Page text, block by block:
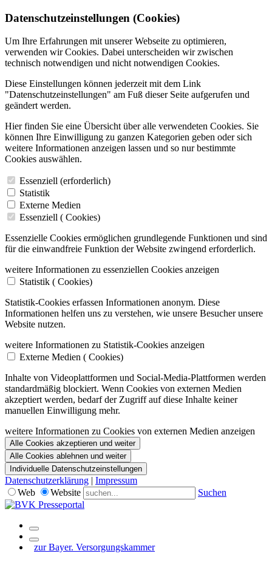
Datenschutzeinstellungen (Cookies)
Um Ihre Erfahrungen mit unserer Webseite zu optimieren,
verwenden wir Cookies. Dabei unterscheiden wir zwischen
technisch notwendigen und nicht notwendigen Cookies.
Diese Einstellungen können jederzeit mit dem Link
"Datenschutzeinstellungen" am Fuß dieser Seite aufgerufen und
geändert werden.
Hier finden Sie eine Übersicht über alle verwendeten Cookies. Sie
können Ihre Einwilligung zu ganzen Kategorien geben oder sich
weitere Informationen anzeigen lassen und so nur bestimmte
Cookies auswählen.
Essenziell (erforderlich)
Statistik
Externe Medien
Essenziell ( Cookies)
Essenzielle Cookies ermöglichen grundlegende Funktionen und sind
für die einwandfreie Funktion der Website zwingend erforderlich.
weitere Informationen zu essenziellen Cookies anzeigen
Statistik ( Cookies)
Statistik-Cookies erfassen Informationen anonym. Diese
Informationen helfen uns zu verstehen, wie unsere Besucher unsere
Website nutzen.
weitere Informationen zu Statistik-Cookies anzeigen
Externe Medien ( Cookies)
Inhalte von Videoplattformen und Social-Media-Plattformen werden
standardmäßig blockiert. Wenn Cookies von externen Medien
akzeptiert werden, bedarf der Zugriff auf diese Inhalte keiner
manuellen Einwilligung mehr.
weitere Informationen zu Cookies von externen Medien anzeigen
Alle Cookies akzeptieren und weiter
Alle Cookies ablehnen und weiter
Individuelle Datenschutzeinstellungen
Datenschutzerklärung | Impressum
Web
Website Suchen
zur Bayer. Versorgungskammer